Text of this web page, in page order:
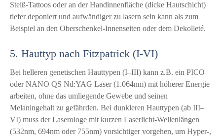
Steiß-Tattoos oder an der Handinnenfläche (dicke Hautschicht)
tiefer deponiert und aufwändiger zu lasern sein kann als zum
Beispiel an den Oberschenkel-Innenseiten oder dem Dekolleté.
5. Hauttyp nach Fitzpatrick (I-VI)
Bei helleren genetischen Hauttypen (I–III) kann z.B. ein PICO
oder NANO QS Nd:YAG Laser (1.064nm) mit höherer Energie
arbeiten, ohne das umliegende Gewebe und seinen
Melaningehalt zu gefährden. Bei dunkleren Hauttypen (ab III–
VI) muss der Laserologe mit kurzen Laserlicht-Wellenlängen
(532nm, 694nm oder 755nm) vorsichtiger vorgehen, um Hyper-,